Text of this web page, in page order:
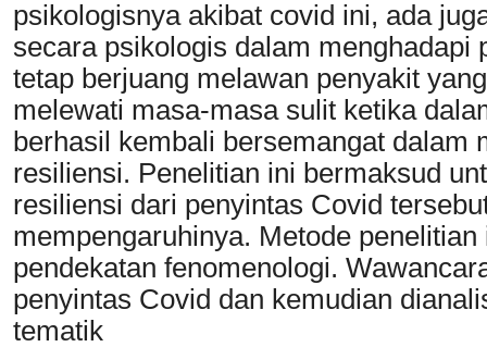
psikologisnya akibat covid ini, ada
secara psikologis dalam
tetap berjuang melawan penyakit
melewati masa-masa sulit ketika
berhasil kembali bersemangat dalam
resiliensi. Penelitian ini bermaksud
resiliensi dari penyintas Covid
mempengaruhinya. Metode
pendekatan fenomenologi.
penyintas Covid dan kemudian
tematik